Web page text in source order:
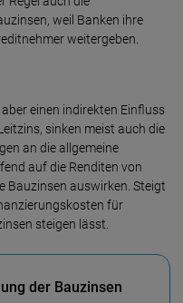
weil Banken ihre
weitergeben.
einen indirekten Einfluss
sinken meist auch die
an die allgemeine
auf die Renditen von
Bauzinsen auswirken. Steigt
für
steigen lässt.
der Bauzinsen